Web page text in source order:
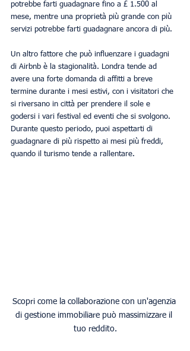
potrebbe farti guadagnare fino a £ 1.500 al
mese, mentre una proprietà più grande con più
servizi potrebbe farti guadagnare ancora di più.
Un altro fattore che può influenzare i guadagni
di Airbnb è la stagionalità. Londra tende ad
avere una forte domanda di affitti a breve
termine durante i mesi estivi, con i visitatori che
si riversano in città per prendere il sole e
godersi i vari festival ed eventi che si svolgono.
Durante questo periodo, puoi aspettarti di
guadagnare di più rispetto ai mesi più freddi,
quando il turismo tende a rallentare.
Scopri come la collaborazione con un'agenzia
di gestione immobiliare può massimizzare il